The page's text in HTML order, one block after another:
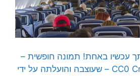
עכשיו באחת! תמונה חופשית –
CC0 Creative Commons – שעוצבה והועלתה על ידי